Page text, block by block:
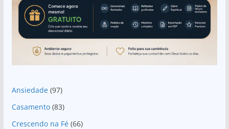
Ansiedade(97)
Casamento(83)
Crescendo na Fé(66)